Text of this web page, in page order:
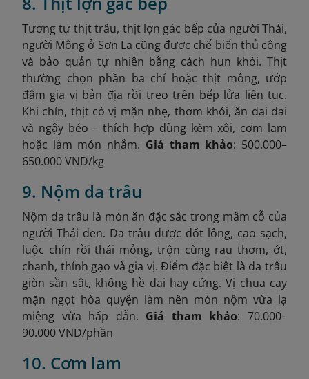
Tương tự thịt trâu, thịt lợn gác bếp của người Thái,
người Mông ở Sơn La cũng được chế biến thủ công
và bảo quản tự nhiên bằng cách hun khói. Thịt
thường chọn phần ba chỉ hoặc thịt mông, ướp
đậm gia vị bản địa rồi treo trên bếp lửa liên tục.
Khi chín, thịt có vị mặn nhẹ, thơm khói, ăn dai dai
và ngậy béo – thích hợp dùng kèm xôi, cơm lam
hoặc làm món nhắm. Giá tham khảo: 500.000–
650.000 VND/kg
9. Nộm da trâu
Nộm da trâu là món ăn đặc sắc trong mâm cỗ của
người Thái đen. Da trâu được đốt lông, cạo sạch,
luộc chín rồi thái mỏng, trộn cùng rau thơm, ớt,
chanh, thính gạo và gia vị. Điểm đặc biệt là da trâu
giòn sần sật, không hề dai hay cứng. Vị chua cay
mặn ngọt hòa quyện làm nên món nộm vừa lạ
miệng vừa hấp dẫn. Giá tham khảo: 70.000–
90.000 VND/phần
10. Cơm lam